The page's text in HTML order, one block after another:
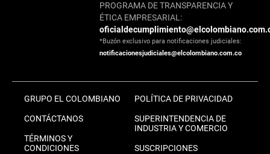
PROGRAMA DE TRANSPARENCIA Y
ÉTICA EMPRESARIAL:
*Buzón exclusivo para notificaciones judiciales:
notificacionesjudiciales@elcolombiano.com.co
GRUPO EL COLOMBIANO
CONTÁCTANOS
TÉRMINOS Y
CONDICIONES
POLÍTICA DE PRIVACIDAD
SUPERINTENDENCIA DE
INDUSTRIA Y COMERCIO
SUSCRIPCIONES